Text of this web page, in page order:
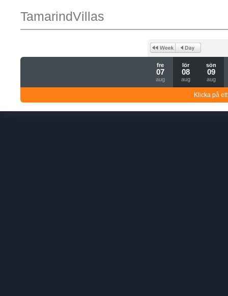
TamarindVillas
fre
07
aug
lör
08
aug
sön
09
aug
Klicka på